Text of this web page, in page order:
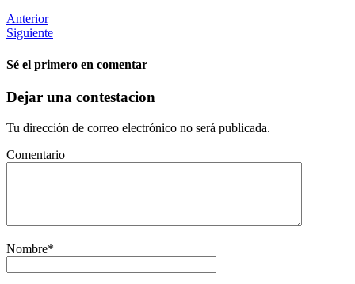
Anterior
Siguiente
Sé el primero en comentar
Dejar una contestacion
Tu dirección de correo electrónico no será publicada.
Comentario
Nombre*